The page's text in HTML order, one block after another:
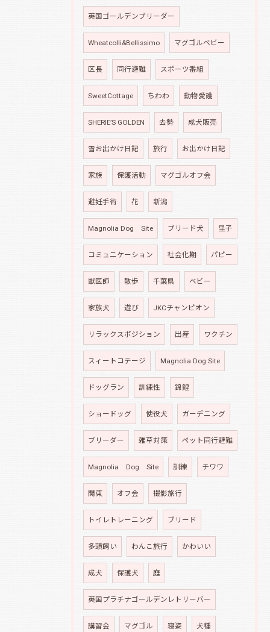
英国ゴールデンブリーダー
Wheatcolli&Bellissimo マグゴルベビー
区長 同行避難 スポーツ番組
SweetCottage ちわわ 動物愛護
SHERIE’S GOLDEN 去勢 成犬販売
雪お出かけ日記 旅行 お出かけ日記
家族 保護活動 マグゴルオフ会
避妊手術 花 新潟
Magnolia Dog Site ブリード犬 里子
コミュニケーション 社会化期 パピー
獣医師 散歩 千葉県 ベビー
家族犬 遊び JKCチャンピオン
リラックスポジション 出産 ワクチン
スィートコテージ Magnolia Dog Site
ドッグラン 訓練性 錦鯉
ショードッグ 使役犬 ガーデニング
ブリーダー 雑草対策 ペット同行避難
Magnolia Dog Site 訓練 チワワ
関東 オフ会 撮影旅行
トイレトレーニング ブリード
多頭飼い わんこ旅行 かわいい
成犬 保護犬 庭
英国プラチナゴールデンレトリーバー
講習会 マグゴル 寝姿 犬種